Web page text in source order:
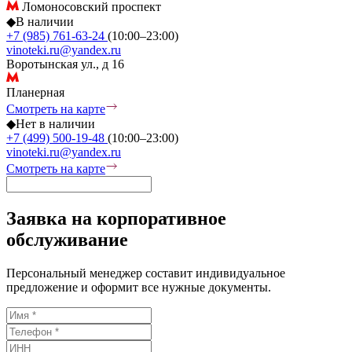
Ломоносовский проспект
◆В наличии
+7 (985) 761-63-24 (10:00–23:00)
vinoteki.ru@yandex.ru
Воротынская ул., д 16
Планерная
Смотреть на карте
◆Нет в наличии
+7 (499) 500-19-48 (10:00–23:00)
vinoteki.ru@yandex.ru
Смотреть на карте
Заявка на корпоративное
обслуживание
Персональный менеджер составит индивидуальное
предложение и оформит все нужные документы.